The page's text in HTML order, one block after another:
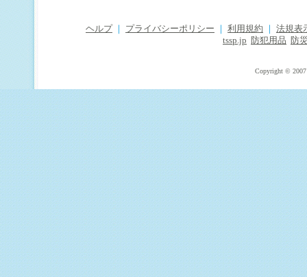
ヘルプ プライバシーポリシー 利用規約
法規表
tssp.jp
防犯用品 防
Copyright © 2007